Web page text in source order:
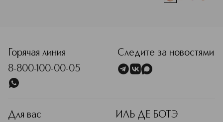
Горячая линия
8-800-100-00-05
Следите за новостями
Для вас ИЛЬ ДЕ БОТЭ